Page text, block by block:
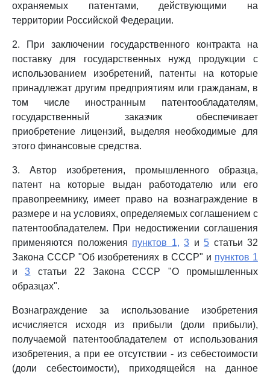
охраняемых патентами, действующими на
территории Российской Федерации.
2. При заключении государственного контракта на
поставку для государственных нужд продукции с
использованием изобретений, патенты на которые
принадлежат другим предприятиям или гражданам, в
том числе иностранным патентообладателям,
государственный заказчик обеспечивает
приобретение лицензий, выделяя необходимые для
этого финансовые средства.
3. Автор изобретения, промышленного образца,
патент на которые выдан работодателю или его
правопреемнику, имеет право на вознаграждение в
размере и на условиях, определяемых соглашением с
патентообладателем. При недостижении соглашения
применяются положения пунктов 1, 3 и 5 статьи 32
Закона СССР "Об изобретениях в СССР" и пунктов 1
и3 статьи 22 Закона СССР "О промышленных
образцах".
Вознаграждение за использование изобретения
исчисляется исходя из прибыли (доли прибыли),
получаемой патентообладателем от использования
изобретения, а при ее отсутствии - из себестоимости
(доли себестоимости), приходящейся на данное